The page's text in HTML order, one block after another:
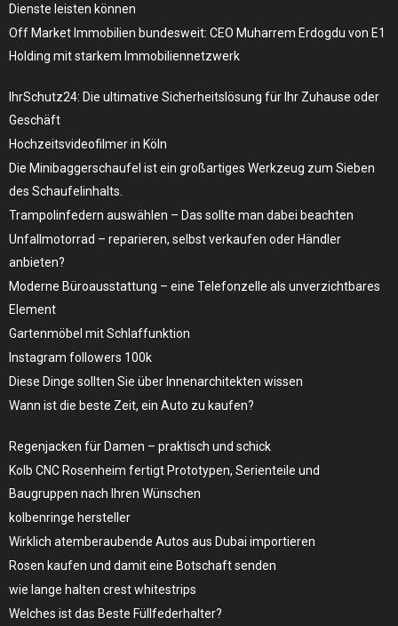
Dienste leisten können
Off Market Immobilien bundesweit: CEO Muharrem Erdogdu von E1
Holding mit starkem Immobiliennetzwerk
IhrSchutz24: Die ultimative Sicherheitslösung für Ihr Zuhause oder
Geschäft
Hochzeitsvideofilmer in Köln
Die Minibaggerschaufel ist ein großartiges Werkzeug zum Sieben
des Schaufelinhalts.
Trampolinfedern auswählen – Das sollte man dabei beachten
Unfallmotorrad – reparieren, selbst verkaufen oder Händler
anbieten?
Moderne Büroausstattung – eine Telefonzelle als unverzichtbares
Element
Gartenmöbel mit Schlaffunktion
Instagram followers 100k
Diese Dinge sollten Sie über Innenarchitekten wissen
Wann ist die beste Zeit, ein Auto zu kaufen?
Regenjacken für Damen – praktisch und schick
Kolb CNC Rosenheim fertigt Prototypen, Serienteile und
Baugruppen nach Ihren Wünschen
kolbenringe hersteller
Wirklich atemberaubende Autos aus Dubai importieren
Rosen kaufen und damit eine Botschaft senden
wie lange halten crest whitestrips
Welches ist das Beste Füllfederhalter?